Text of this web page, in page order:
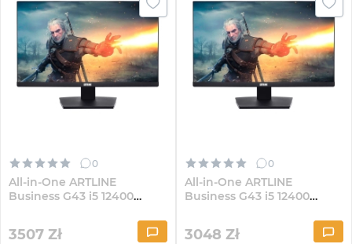
0
All-in-One ARTLINE
Business G43 i5 12400
3507 Zł
0
All-in-One ARTLINE
Business G43 i5 12400
3048 Zł